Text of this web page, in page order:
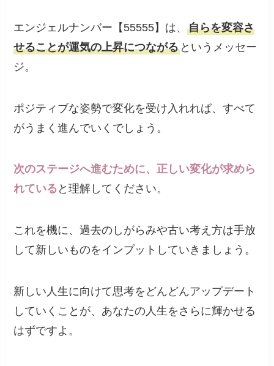
エンジェルナンバー【55555】は、自らを変容さ
せることが運気の上昇につながる というメッセー
ジ。
ポジティブな姿勢で変化を受け入れれば、すべて
がうまく進んでいくでしょう。
次のステージへ進むために、正しい変化が求めら
れている と理解してください。
これを機に、過去のしがらみや古い考え方は手放
して新しいものをインプットしていきましょう。
新しい人生に向けて思考をどんどんアップデート
していくことが、あなたの人生をさらに輝かせる
はずですよ。